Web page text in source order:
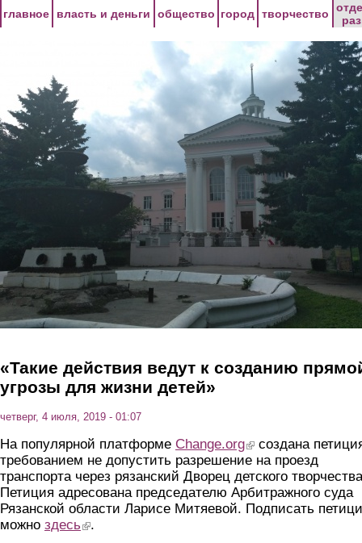
главное власть и деньги общество город творчество
«Такие действия ведут к созданию
угрозы для жизни детей»
четверг, 4 июля, 2019 - 01:07
На популярной платформе Change.org(link is external)
создана
требованием не допустить разрешение на проезд
транспорта через рязанский Дворец детского
Петиция адресована председателю Арбитражного суда
Рязанской области Ларисе Митяевой. Подписать
можно здесь (link is external)
.